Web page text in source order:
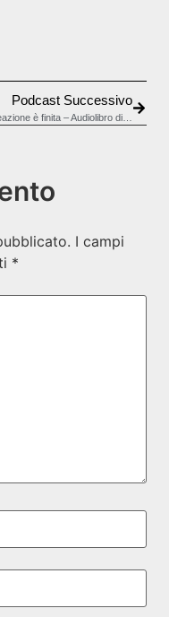
Podcast Successivo
La ricreazione è finita – Audiolibro di Dario Ferrari
I campi
*